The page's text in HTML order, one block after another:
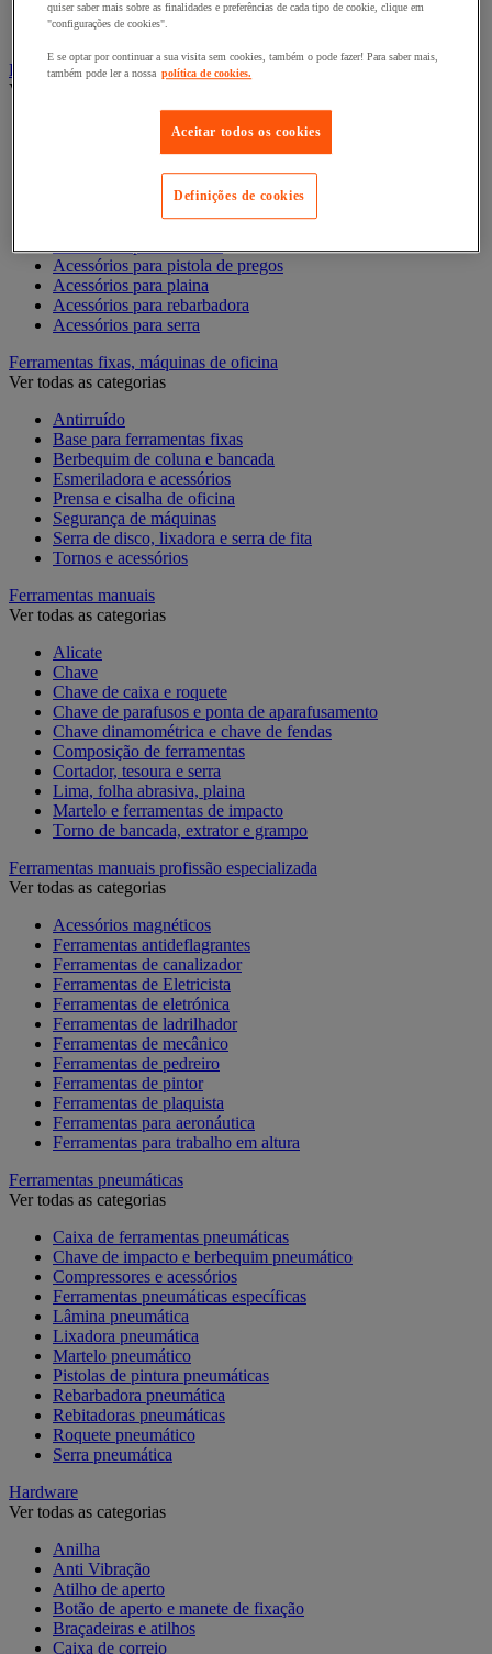
Ferramentas elétricas portáteis com fios
Ferramentas elétricas portáteis sem fios
Ferramentas elétricas portáteis - Acessórios
Ver todas as categorias
Acesórios para berbequim
Acessórios para Dremel
Acessórios para Ferramentas Elétricas
Acessórios para fresadora
Acessórios para pistola de pregos
Acessórios para plaina
Acessórios para rebarbadora
Acessórios para serra
Ferramentas fixas, máquinas de oficina
Ver todas as categorias
Antirruído
Base para ferramentas fixas
Berbequim de coluna e bancada
Esmeriladora e acessórios
Prensa e cisalha de oficina
Segurança de máquinas
Serra de disco, lixadora e serra de fita
Tornos e acessórios
Ferramentas manuais
Ver todas as categorias
Alicate
Chave
Chave de caixa e roquete
Chave de parafusos e ponta de aparafusamento
Chave dinamométrica e chave de fendas
Composição de ferramentas
Cortador, tesoura e serra
Lima, folha abrasiva, plaina
Martelo e ferramentas de impacto
Torno de bancada, extrator e grampo
Ferramentas manuais profissão especializada
Ver todas as categorias
Acessórios magnéticos
Ferramentas antideflagrantes
Ferramentas de canalizador
Ferramentas de Eletricista
Ferramentas de eletrónica
Ferramentas de ladrilhador
Ferramentas de mecânico
Ferramentas de pedreiro
Ferramentas de pintor
Ferramentas de plaquista
Ferramentas para aeronáutica
Ferramentas para trabalho em altura
Ferramentas pneumáticas
Ver todas as categorias
Caixa de ferramentas pneumáticas
Chave de impacto e berbequim pneumático
Compressores e acessórios
Ferramentas pneumáticas específicas
Lâmina pneumática
Lixadora pneumática
Martelo pneumático
Pistolas de pintura pneumáticas
Rebarbadora pneumática
Rebitadoras pneumáticas
Roquete pneumático
Serra pneumática
Hardware
Ver todas as categorias
Anilha
Anti Vibração
Atilho de aperto
Botão de aperto e manete de fixação
Braçadeiras e atilhos
Caixa de correio
quiser saber mais sobre as finalidades e preferências de cada tipo de cookie, clique em
"configurações de cookies".
E se optar por continuar a sua visita sem cookies, também o pode fazer! Para saber mais,
também pode ler a nossa política de cookies.
Aceitar todos os cookies
Definições de cookies